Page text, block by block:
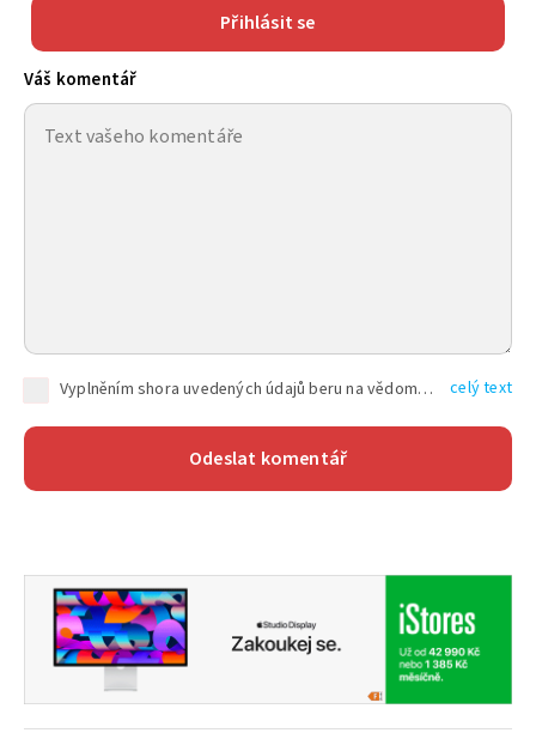
Přihlásit se
Váš komentář
Vyplněním shora uvedených údajů beru na vědomí, že společnost TEXT FACTORY s.r.o., sídlem Brno, Durďákova 336/29, Černá Pole, PSČ: 613 00, IČ: 06157831, zapsané u Krajského soudu v Brně, oddíl C, vložka 100399, bude zpracovávat mé osobní údaje uvedené v rámci mnou vyplněného registračního formuláře na základě oprávněných zájmů TEXT FACTORY s.r.o. dle čl. 6 odst. 1 písm. f) GDPR a pro splnění právních povinností (čl. 6 odst. 1 písm. c) GDPR), a to pro tyto účely: nezbytnost zajistit oprávnění návštěvníka webových stránek provozovaných společností TEXT FACTORY s.r.o. přispívat aktivně ke zveřejněným článkům nebo v rámci diskusních fór a výkon práv TEXT FACTORY s.r.o. jako administrátora těchto diskusních fór. Více informací o zpracování osobních údajů a právech lze nalézt v celý text